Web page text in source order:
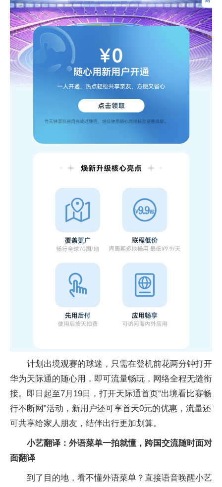
计划出境观赛的球迷，只需在登机前花两分钟打开
华为天际通的随心用，即可流量畅玩，网络全程无缝衔
接。即日起至7月19日，打开天际通首页“出境看比赛畅
行不断网”活动，新用户还可享首天0元的优惠，流量还
可共享给家人朋友，结伴出行更加划算。
小艺翻译：外语菜单一拍就懂，跨国交流随时面对
面翻译
到了目的地，看不懂外语菜单？直接语音唤醒小艺